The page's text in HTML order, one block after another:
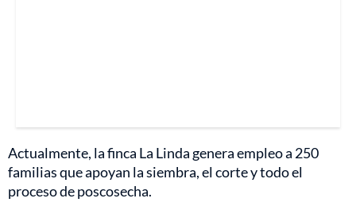
Actualmente, la finca La Linda genera empleo a 250
familias que apoyan la siembra, el corte y todo el
proceso de poscosecha.